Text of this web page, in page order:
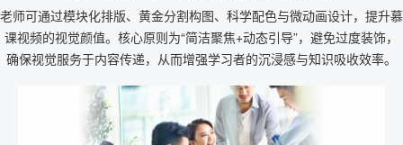
老师可通过模块化排版、黄金分割构图、科学配色与微动画设计，提升慕
课视频的视觉颜值。核心原则为“简洁聚焦+动态引导”，避免过度装饰，
确保视觉服务于内容传递，从而增强学习者的沉浸感与知识吸收效率。